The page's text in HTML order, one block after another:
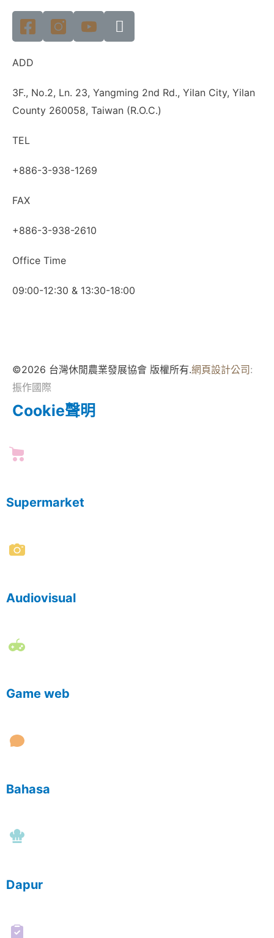
ADD
3F., No.2, Ln. 23, Yangming 2nd Rd., Yilan City, Yilan
County 260058, Taiwan (R.O.C.)
TEL
+886-3-938-1269
FAX
+886-3-938-2610
Office Time
09:00-12:30 & 13:30-18:00
©2026 台灣休閒農業發展協會 版權所有.網頁設計公司 :
振作國際
Cookie聲明
Supermarket
Audiovisual
Game web
Bahasa
Dapur